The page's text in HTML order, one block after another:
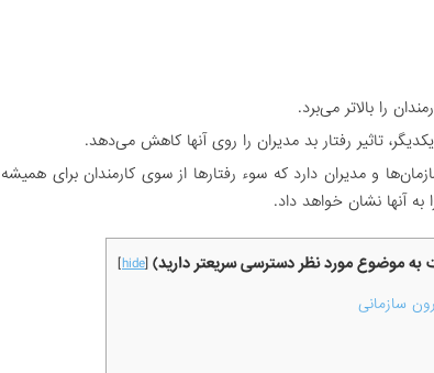
را بالاتر می‌برد.
تاثیر رفتار بد مدیران را روی آنها کاهش می‌دهد.
و مدیران دارد که سوء رفتارها از سوی کارمندان برای همیشه
آنها نشان خواهد داد.
به موضوع مورد نظر دسترسی سریعتر دارید) [
hide
]
سازمانی